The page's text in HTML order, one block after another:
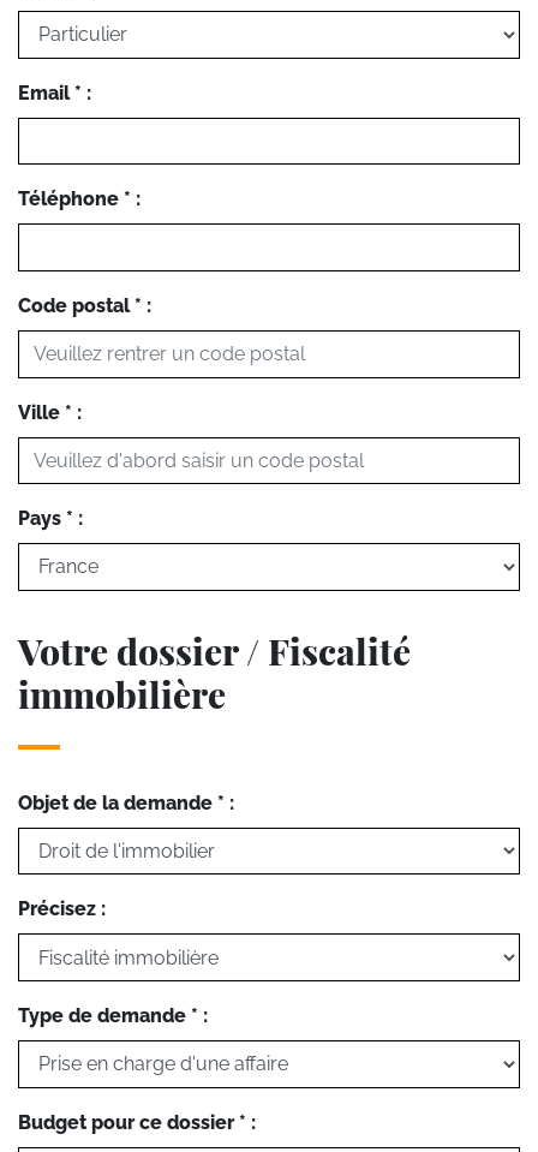
Email * :
Téléphone * :
Code postal * :
Ville * :
Pays * :
Votre dossier / Fiscalité
immobilière
Objet de la demande * :
Précisez :
Type de demande * :
Budget pour ce dossier * :